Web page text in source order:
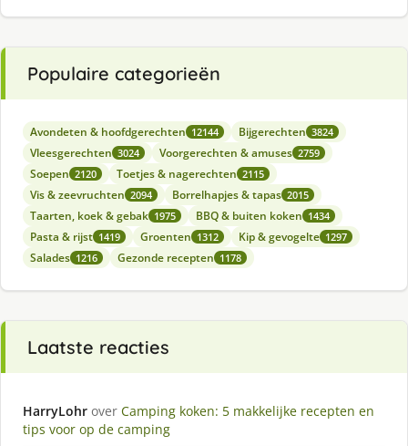
Populaire categorieën
Avondeten & hoofdgerechten 12144 Bijgerechten 3824
Vleesgerechten 3024 Voorgerechten & amuses 2759
Soepen 2120 Toetjes & nagerechten 2115
Vis & zeevruchten 2094 Borrelhapjes & tapas 2015
Taarten, koek & gebak 1975 BBQ & buiten koken 1434
Pasta & rijst 1419 Groenten 1312 Kip & gevogelte 1297
Salades 1216 Gezonde recepten 1178
Laatste reacties
HarryLohr over Camping koken: 5 makkelijke recepten en
tips voor op de camping